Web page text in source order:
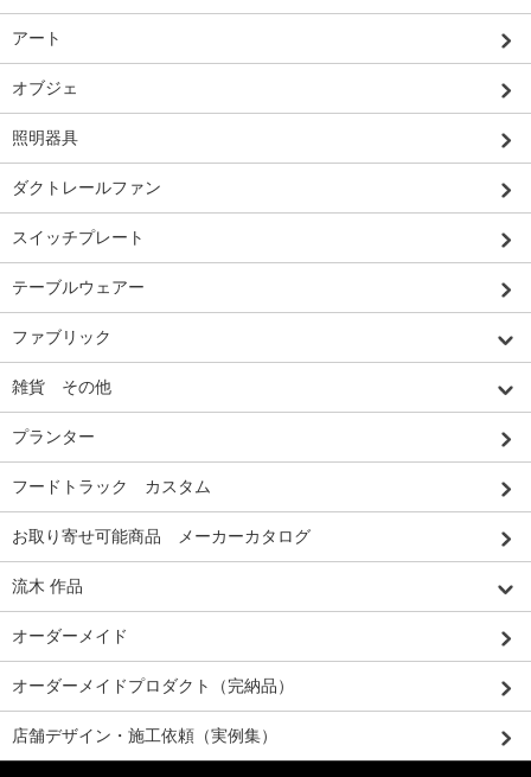
アート
オブジェ
照明器具
ダクトレールファン
スイッチプレート
テーブルウェアー
ファブリック
雑貨 その他
プランター
フードトラック カスタム
お取り寄せ可能商品 メーカーカタログ
流木 作品
オーダーメイド
オーダーメイドプロダクト（完納品）
店舗デザイン・施工依頼（実例集）